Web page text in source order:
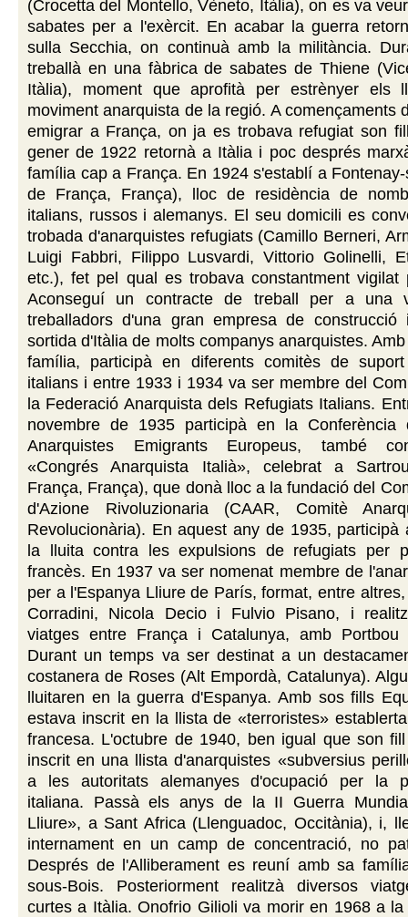
(Crocetta del Montello, Vèneto, Itàlia), on es va
sabates per a l'exèrcit. En acabar la guerra
sulla Secchia, on continuà amb la militància.
treballà en una fàbrica de sabates de Thiene
Itàlia), moment que aprofità per estrènyer els
moviment anarquista de la regió. A començaments
emigrar a França, on ja es trobava refugiat son
gener de 1922 retornà a Itàlia i poc després
família cap a França. En 1924 s'establí a
de França, França), lloc de residència de
italians, russos i alemanys. El seu domicili es
trobada d'anarquistes refugiats (Camillo Berneri,
Luigi Fabbri, Filippo Lusvardi, Vittorio Golinelli,
etc.), fet pel qual es trobava constantment vigilat
Aconseguí un contracte de treball per a una
treballadors d'una gran empresa de
sortida d'Itàlia de molts companys anarquistes.
família, participà en diferents comitès de
italians i entre 1933 i 1934 va ser membre del
la Federació Anarquista dels Refugiats Italians.
novembre de 1935 participà en la Conferència
Anarquistes Emigrants Europeus, també
«Congrés Anarquista Italià», celebrat a
França, França), que donà lloc a la fundació del
d'Azione Rivoluzionaria (CAAR, Comitè
Revolucionària). En aquest any de 1935, participà
la lluita contra les expulsions de refugiats per
francès. En 1937 va ser nomenat membre de
per a l'Espanya Lliure de París, format, entre
Corradini, Nicola Decio i Fulvio Pisano, i
viatges entre França i Catalunya, amb
Durant un temps va ser destinat a un
costanera de Roses (Alt Empordà, Catalunya).
lluitaren en la guerra d'Espanya. Amb sos fills
estava inscrit en la llista de «terroristes»
francesa. L'octubre de 1940, ben igual que son
inscrit en una llista d'anarquistes «subversius
a les autoritats alemanyes d'ocupació per la
italiana. Passà els anys de la II Guerra
Lliure», a Sant Africa (Llenguadoc, Occitània), i,
internament en un camp de concentració, no
Després de l'Alliberament es reuní amb sa
sous-Bois. Posteriorment realitzà diversos
curtes a Itàlia. Onofrio Gilioli va morir en 1968 a